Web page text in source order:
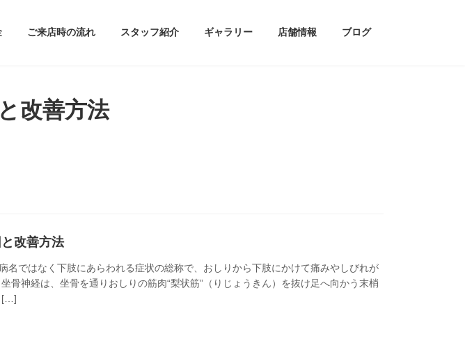
ご来店時の流れ スタッフ紹介 ギャラリー 店舗情報 ブログ
改善方法
改善方法
名ではなく下肢にあらわれる症状の総称で、おしりから下肢にかけて痛みやしびれが
骨神経は、坐骨を通りおしりの筋肉“梨状筋”（りじょうきん）を抜け足へ向かう末梢
[…]